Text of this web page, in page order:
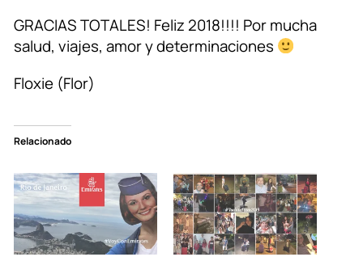
GRACIAS TOTALES! Feliz 2018!!!! Por mucha
salud, viajes, amor y determinaciones
Floxie (Flor)
Relacionado